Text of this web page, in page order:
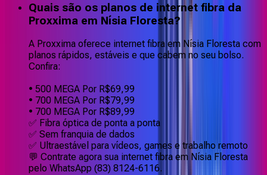
Quais são os planos de internet fibra da
Proxxima em Nísia Floresta?
A Proxxima oferece internet fibra em Nísia Floresta com
planos rápidos, estáveis e que cabem no seu bolso.
Confira:
• 500 MEGA Por R$69,99
• 700 MEGA Por R$79,99
• 700 MEGA Por R$89,99
✅ Fibra óptica de ponta a ponta
✅ Sem franquia de dados
✅ Ultraestável para vídeos, games e trabalho remoto
💬 Contrate agora sua internet fibra em Nísia Floresta
pelo WhatsApp (83) 8124-6116.